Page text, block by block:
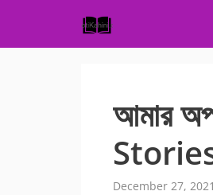
content
আমার
December 27, 2021